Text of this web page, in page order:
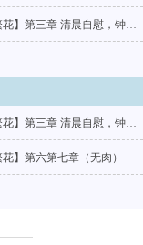
【青途遇繁花】第三章 清晨自慰，钟祈撞破（无肉，剧情向）
【青途遇繁花】第三章 清晨自慰，钟祈撞破（无肉，剧情向）
花】第六第七章（无肉）